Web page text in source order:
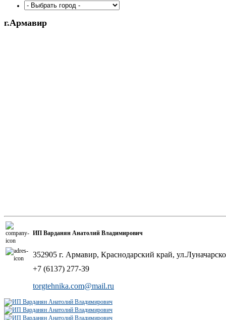
г.Армавир
ИП Варданян Анатолий Владимирович
352905 г. Армавир, Краснодарский край,
+7 (6137) 277-39
torgtehnika.com@mail.ru